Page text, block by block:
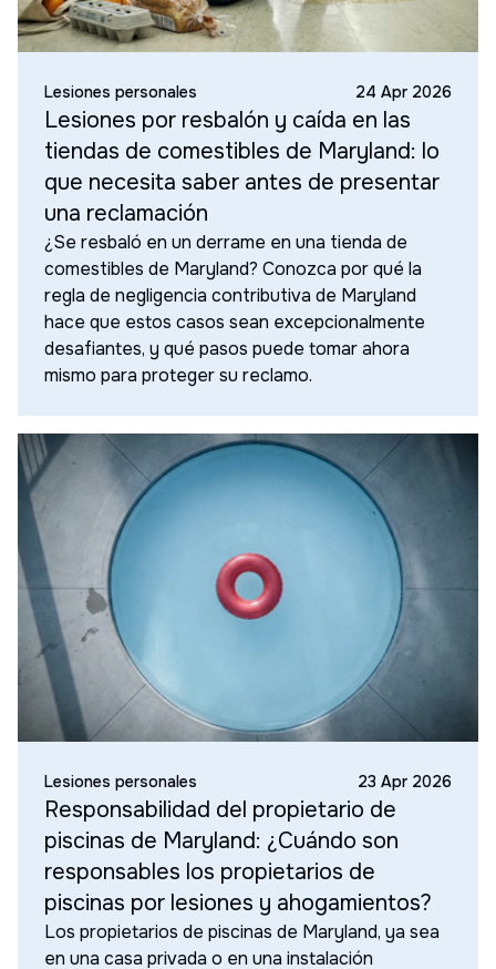
Lesiones personales 24 Apr 2026
Lesiones por resbalón y caída en las
tiendas de comestibles de Maryland: lo
que necesita saber antes de presentar
una reclamación
¿Se resbaló en un derrame en una tienda de
comestibles de Maryland? Conozca por qué la
regla de negligencia contributiva de Maryland
hace que estos casos sean excepcionalmente
desafiantes, y qué pasos puede tomar ahora
mismo para proteger su reclamo.
Lesiones personales 23 Apr 2026
Responsabilidad del propietario de
piscinas de Maryland: ¿Cuándo son
responsables los propietarios de
piscinas por lesiones y ahogamientos?
Los propietarios de piscinas de Maryland, ya sea
en una casa privada o en una instalación